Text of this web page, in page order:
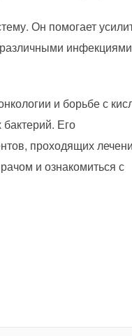
Он помогает
и борьбе с
Его
проходящих
и ознакомиться с